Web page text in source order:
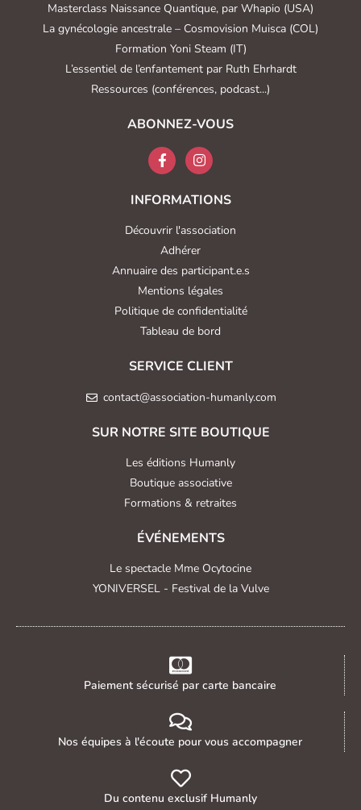
Masterclass Naissance Quantique, par Whapio (USA)
La gynécologie ancestrale – Cosmovision Muisca (COL)
Formation Yoni Steam (IT)
L’essentiel de l’enfantement par Ruth Ehrhardt
Ressources (conférences, podcast...)
ABONNEZ-VOUS
INFORMATIONS
Découvrir l'association
Adhérer
Annuaire des participant.e.s
Mentions légales
Politique de confidentialité
Tableau de bord
SERVICE CLIENT
contact@association-humanly.com
SUR NOTRE SITE BOUTIQUE
Les éditions Humanly
Boutique associative
Formations & retraites
ÉVÉNEMENTS
Le spectacle Mme Ocytocine
YONIVERSEL - Festival de la Vulve
Paiement sécurisé par carte bancaire
Nos équipes à l'écoute pour vous accompagner
Du contenu exclusif Humanly